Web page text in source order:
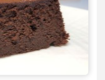
bolj zdravo ter še